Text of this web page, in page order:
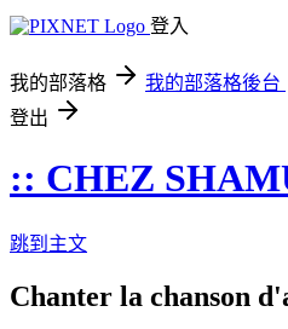
登入
我的部落格 我的部落格後台
登出
:: CHEZ
跳到主文
Chanter la chanson